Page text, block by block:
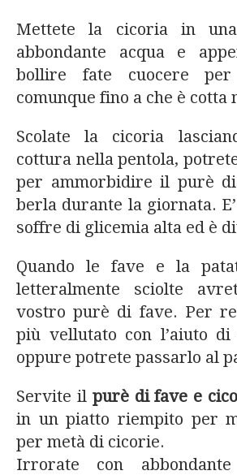
Mettete la cicoria in
abbondante acqua e
bollire fate cuocere
comunque fino a che è cotta
Scolate la cicoria
cottura nella pentola,
per ammorbidire il purè
berla durante la giornata.
soffre di glicemia alta ed è
Quando le fave e la
letteralmente sciolte
vostro purè di fave. Per
più vellutato con l’aiuto
oppure potrete passarlo al
Servite il purè di fave e
in un piatto riempito per
per metà di cicorie.
Irrorate con